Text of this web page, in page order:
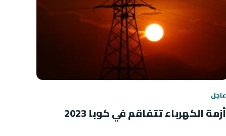
عاجل
أزمة الكهرباء تتفاقم في كوبا 2023